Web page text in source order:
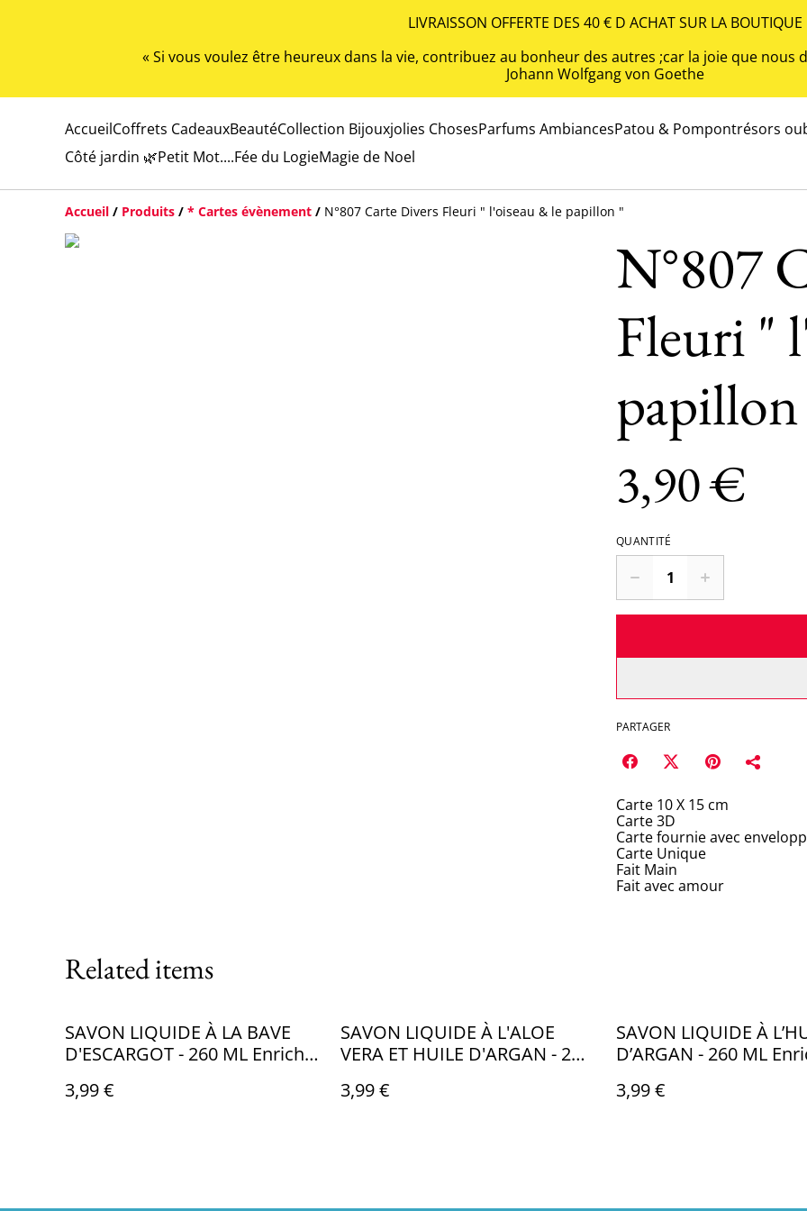
LIVRAISSON OFFERTE DES 40 € D ACHAT SUR LA BOUTIQUE
« Si vous voulez être heureux dans la vie, contribuez au bonheur des autres ;car la joie que nous
Johann Wolfgang von Goethe
AccueilCoffrets CadeauxBeautéCollection Bijouxjolies ChosesParfums AmbiancesPatou & Pompontrésors
Côté jardin 🌿Petit Mot....Fée du LogieMagie de Noel
Accueil / Produits / * Cartes évènement / N°807 Carte Divers Fleuri " l'oiseau & le papillon "
N°807
Fleuri "
3,90 €
QUANTITÉ
PARTAGER
Carte 10 X 15 cm
Carte 3D
Carte fournie avec
Carte Unique
Fait Main
Fait avec amour
Related items
SAVON LIQUIDE À LA BAVE
D'ESCARGOT - 260 ML Enrichi
Propolis
3,99 €
SAVON LIQUIDE À L'ALOE
VERA ET HUILE D'ARGAN - 260
3,99 €
SAVON LIQUIDE À
D’ARGAN - 260 ML
Vitamine E
3,99 €